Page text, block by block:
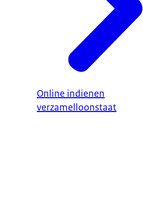
Online indienen
verzamelloonstaat